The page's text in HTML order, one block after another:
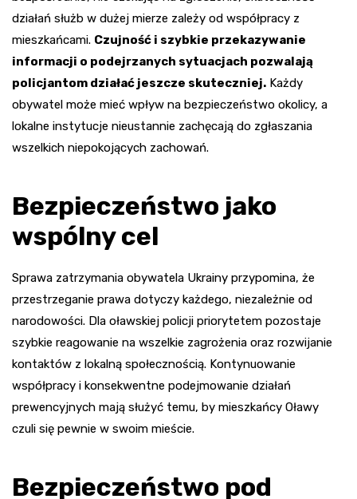
działań służb w dużej mierze zależy od współpracy z
mieszkańcami. Czujność i szybkie przekazywanie
informacji o podejrzanych sytuacjach pozwalają
policjantom działać jeszcze skuteczniej. Każdy
obywatel może mieć wpływ na bezpieczeństwo okolicy, a
lokalne instytucje nieustannie zachęcają do zgłaszania
wszelkich niepokojących zachowań.
Bezpieczeństwo jako
wspólny cel
Sprawa zatrzymania obywatela Ukrainy przypomina, że
przestrzeganie prawa dotyczy każdego, niezależnie od
narodowości. Dla oławskiej policji priorytetem pozostaje
szybkie reagowanie na wszelkie zagrożenia oraz rozwijanie
kontaktów z lokalną społecznością. Kontynuowanie
współpracy i konsekwentne podejmowanie działań
prewencyjnych mają służyć temu, by mieszkańcy Oławy
czuli się pewnie w swoim mieście.
Bezpieczeństwo pod